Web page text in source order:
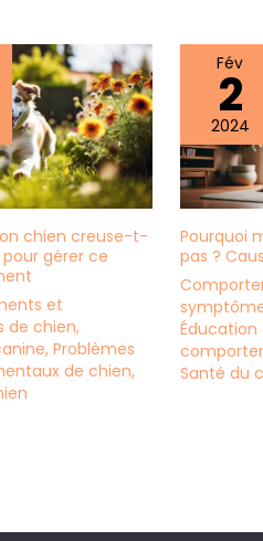
chien creuse-t-
pour gérer ce
et
de chien,
,Problèmes
de chien,
Fév
2
2024
Pourquoi
pas ?
Éducation
Santé du